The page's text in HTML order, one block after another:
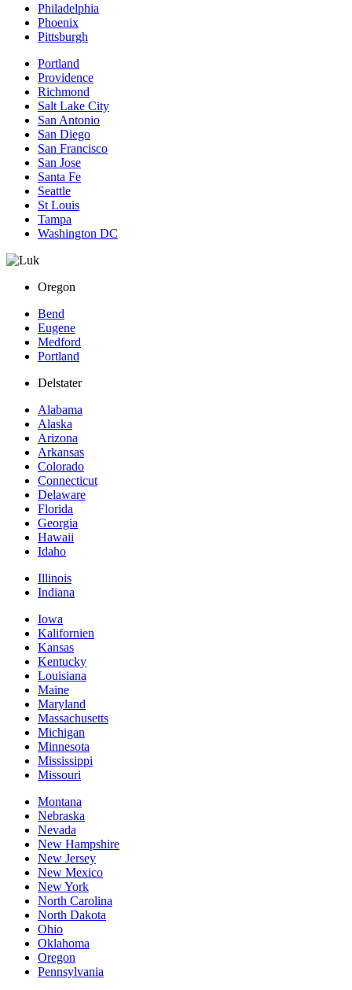
Philadelphia
Phoenix
Pittsburgh
Portland
Providence
Richmond
Salt Lake City
San Antonio
San Diego
San Francisco
San Jose
Santa Fe
Seattle
St Louis
Tampa
Washington DC
Oregon
Bend
Eugene
Medford
Portland
Delstater
Alabama
Alaska
Arizona
Arkansas
Colorado
Connecticut
Delaware
Florida
Georgia
Hawaii
Idaho
Illinois
Indiana
Iowa
Kalifornien
Kansas
Kentucky
Louisiana
Maine
Maryland
Massachusetts
Michigan
Minnesota
Mississippi
Missouri
Montana
Nebraska
Nevada
New Hampshire
New Jersey
New Mexico
New York
North Carolina
North Dakota
Ohio
Oklahoma
Oregon
Pennsylvania